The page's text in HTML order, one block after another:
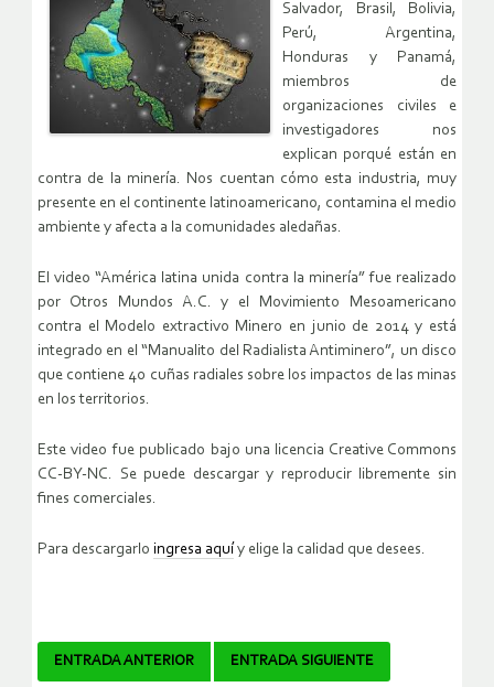
Salvador, Brasil, Bolivia,
Perú, Argentina,
Honduras y Panamá,
miembros de
organizaciones civiles e
investigadores nos
explican porqué están en
contra de la minería. Nos cuentan cómo esta industria, muy
presente en el continente latinoamericano, contamina el medio
ambiente y afecta a la comunidades aledañas.
El video “América latina unida contra la minería” fue realizado
por Otros Mundos A.C. y el Movimiento Mesoamericano
contra el Modelo extractivo Minero en junio de 2014 y está
integrado en el “Manualito del Radialista Antiminero”, un disco
que contiene 40 cuñas radiales sobre los impactos de las minas
en los territorios.
Este video fue publicado bajo una licencia Creative Commons
CC-BY-NC. Se puede descargar y reproducir libremente sin
fines comerciales.
Para descargarlo ingresa aquí y elige la calidad que desees.
Navegador
ENTRADA ANTERIOR ENTRADA SIGUIENTE